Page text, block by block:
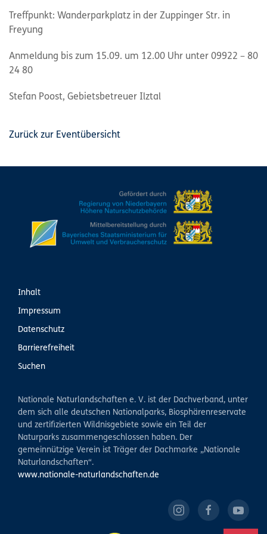
Treffpunkt: Wanderparkplatz in der Zuppinger Str. in
Freyung
Anmeldung bis zum 15.09. um 12.00 Uhr unter 09922 – 80
24 80
Stefan Poost, Gebietsbetreuer Ilztal
Zurück zur Eventübersicht
Inhalt
Impressum
Datenschutz
Barrierefreiheit
Suchen
Nationale Naturlandschaften e. V. ist der Dachverband, unter
dem sich alle deutschen Nationalparks, Biosphärenreservate
und zertifizierten Wildnisgebiete sowie ein Teil der
Naturparks zusammengeschlossen haben. Der
gemeinnützige Verein ist Träger der Dachmarke „Nationale
Naturlandschaften“.
www.nationale-naturlandschaften.de